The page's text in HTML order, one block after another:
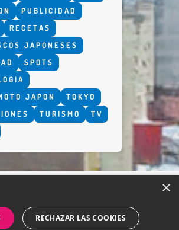
PUBLICIDAD
RECETAS
JAPONESES
SPOTS
JAPON
TOKYO
TURISMO
TV
×
RECHAZAR LAS COOKIES